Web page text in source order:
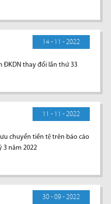
14 - 11 - 2022
ĐKDN thay đổi lần thứ 33
11 - 11 - 2022
chuyển tiền tệ trên báo cáo
3 năm 2022
30 - 09 - 2022